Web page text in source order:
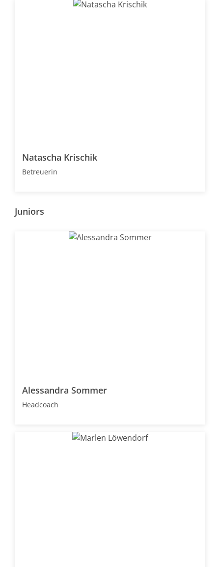
Natascha Krischik
Betreuerin
Juniors
Alessandra Sommer
Headcoach